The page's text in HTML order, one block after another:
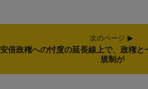
次のページ
安倍政権への忖度の延長線上で、政権と
規制が